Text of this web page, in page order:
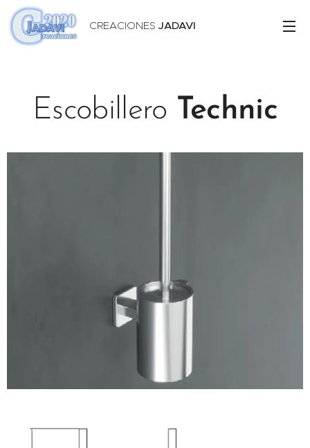
CREACIONES JADAVI
Escobillero Technic